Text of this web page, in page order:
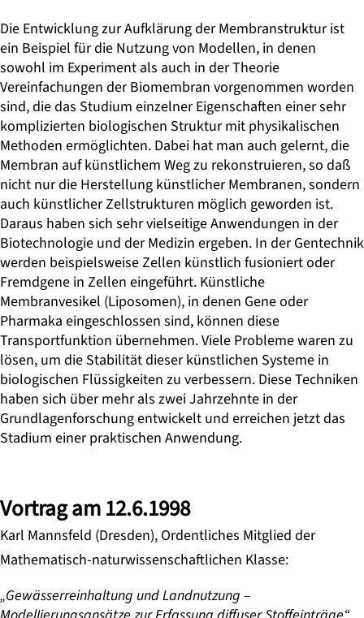
Die Entwicklung zur Aufklärung der Membranstruktur ist
ein Beispiel für die Nutzung von Modellen, in denen
sowohl im Experiment als auch in der Theorie
Vereinfachungen der Biomembran vorgenommen worden
sind, die das Studium einzelner Eigenschaften einer sehr
komplizierten biologischen Struktur mit physikalischen
Methoden ermöglichten. Dabei hat man auch gelernt, die
Membran auf künstlichem Weg zu rekonstruieren, so daß
nicht nur die Herstellung künstlicher Membranen, sondern
auch künstlicher Zellstrukturen möglich geworden ist.
Daraus haben sich sehr vielseitige Anwendungen in der
Biotechnologie und der Medizin ergeben. In der Gentechnik
werden beispielsweise Zellen künstlich fusioniert oder
Fremdgene in Zellen eingeführt. Künstliche
Membranvesikel (Liposomen), in denen Gene oder
Pharmaka eingeschlossen sind, können diese
Transportfunktion übernehmen. Viele Probleme waren zu
lösen, um die Stabilität dieser künstlichen Systeme in
biologischen Flüssigkeiten zu verbessern. Diese Techniken
haben sich über mehr als zwei Jahrzehnte in der
Grundlagenforschung entwickelt und erreichen jetzt das
Stadium einer praktischen Anwendung.
Vortrag am 12.6.1998
Karl Mannsfeld (Dresden), Ordentliches Mitglied der
Mathematisch-naturwissenschaftlichen Klasse:
„Gewässerreinhaltung und Landnutzung –